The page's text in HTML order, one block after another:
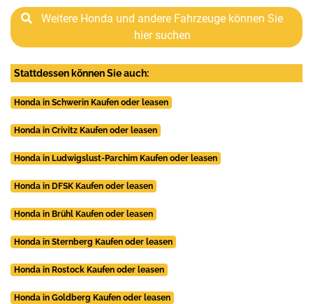
Weitere Honda und andere Fahrzeuge können Sie
hier suchen
Stattdessen können Sie auch:
Honda in Schwerin Kaufen oder leasen
Honda in Crivitz Kaufen oder leasen
Honda in Ludwigslust-Parchim Kaufen oder leasen
Honda in DFSK Kaufen oder leasen
Honda in Brühl Kaufen oder leasen
Honda in Sternberg Kaufen oder leasen
Honda in Rostock Kaufen oder leasen
Honda in Goldberg Kaufen oder leasen